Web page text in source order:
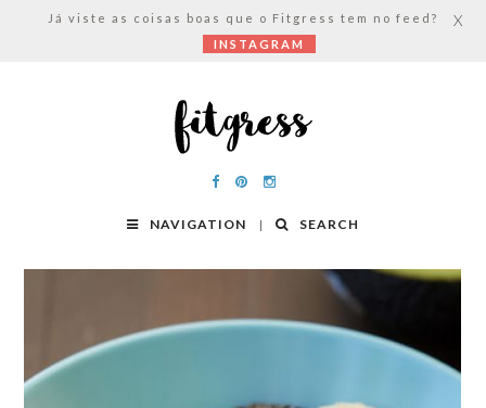
NAVIGATION SEARCH
Já viste as coisas boas que o Fitgress tem no feed?
INSTAGRAM
X